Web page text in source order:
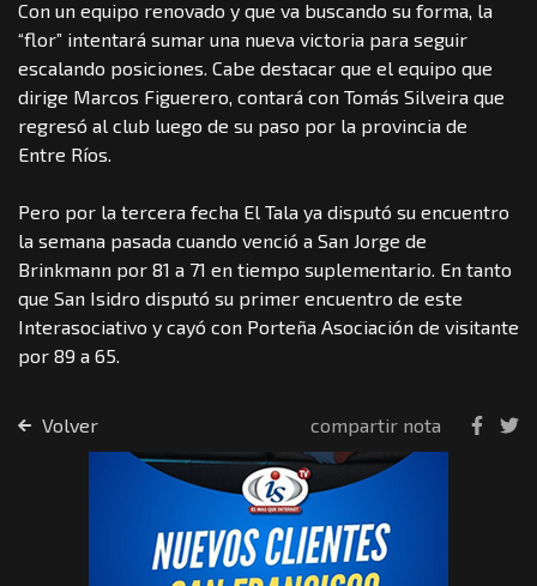
Con un equipo renovado y que va buscando su forma, la
“flor” intentará sumar una nueva victoria para seguir
escalando posiciones. Cabe destacar que el equipo que
dirige Marcos Figuerero, contará con Tomás Silveira que
regresó al club luego de su paso por la provincia de
Entre Ríos.
Pero por la tercera fecha El Tala ya disputó su encuentro
la semana pasada cuando venció a San Jorge de
Brinkmann por 81 a 71 en tiempo suplementario. En tanto
que San Isidro disputó su primer encuentro de este
Interasociativo y cayó con Porteña Asociación de visitante
por 89 a 65.
Volver compartir nota